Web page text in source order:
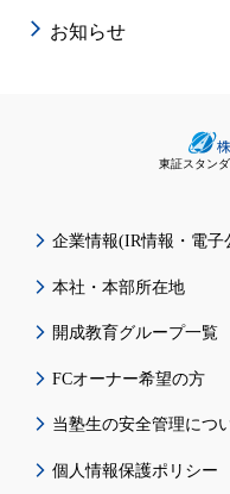
お知らせ
東証スタン
企業情報(IR情報・電子
本社・本部所在地
開成教育グループ一覧
FCオーナー希望の方
当塾生の安全管理につ
個人情報保護ポリシー